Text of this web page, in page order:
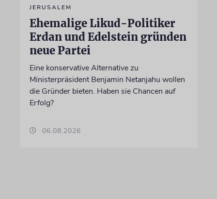
JERUSALEM
Ehemalige Likud-Politiker
Erdan und Edelstein gründen
neue Partei
Eine konservative Alternative zu
Ministerpräsident Benjamin Netanjahu wollen
die Gründer bieten. Haben sie Chancen auf
Erfolg?
06.08.2026